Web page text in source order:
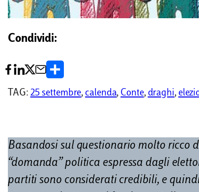
Condividi:
TAG: 25 settembre, calenda, Conte, draghi,
Basandosi sul questionario molto ricco
“domanda” politica espressa dagli
partiti sono considerati credibili, e